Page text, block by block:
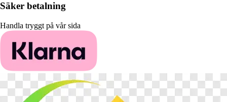
Säker betalning
Handla tryggt på vår sida